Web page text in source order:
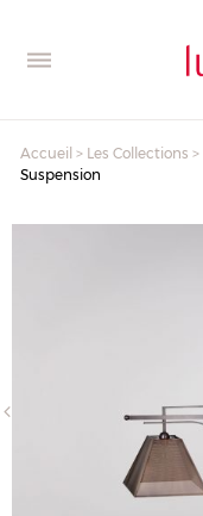
Accueil > Les Collections >
Suspension